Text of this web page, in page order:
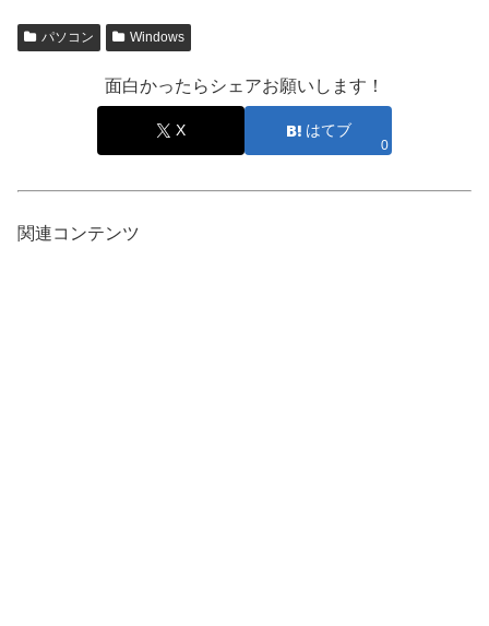
パソコン Windows
面白かったらシェアお願いします！
X はてブ
0
関連コンテンツ